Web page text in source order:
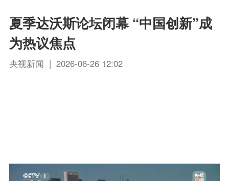
夏季达沃斯论坛闭幕 “中国创新”成
为热议焦点
央视新闻 | 2026-06-26 12:02